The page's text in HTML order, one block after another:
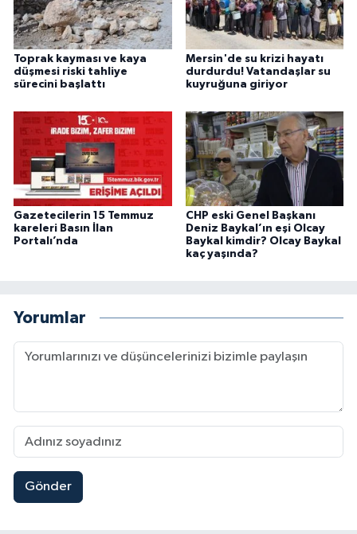
Toprak kayması ve kaya
düşmesi riski tahliye
sürecini başlattı
Mersin'de su krizi hayatı
durdurdu! Vatandaşlar su
kuyruğuna giriyor
Gazetecilerin 15 Temmuz
kareleri Basın İlan
Portalı’nda
CHP eski Genel Başkanı
Deniz Baykal’ın eşi Olcay
Baykal kimdir? Olcay Baykal
kaç yaşında?
Yorumlar
Gönder